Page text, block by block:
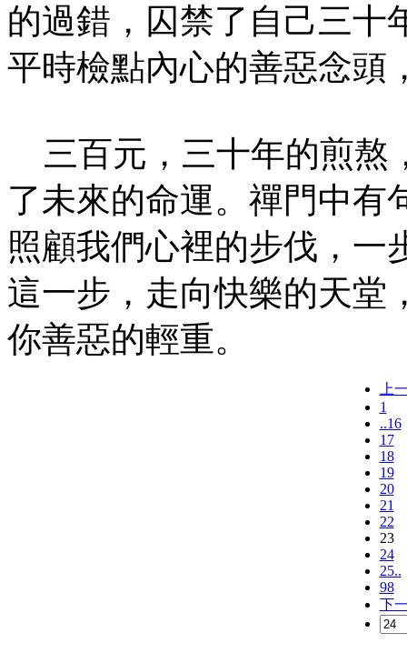
的過錯，囚禁了自己三十
平時檢點內心的善惡念頭
三百元，三十年的煎熬
了未來的命運。禪門中有
照顧我們心裡的步伐，一
這一步，走向快樂的天堂
你善惡的輕重。
上
1
..16
17
18
19
20
21
22
23
24
25..
98
下